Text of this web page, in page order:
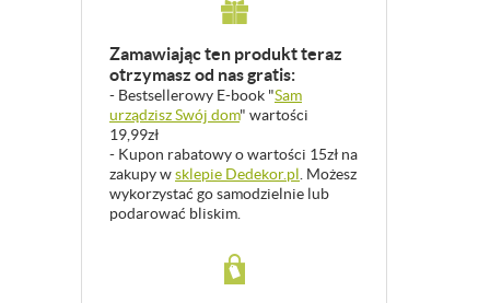
Zamawiając ten produkt teraz
otrzymasz od nas gratis:
- Bestsellerowy E-book "Sam
urządzisz Swój dom" wartości
19,99zł
- Kupon rabatowy o wartości 15zł na
zakupy wsklepie Dedekor.pl. Możesz
wykorzystać go samodzielnie lub
podarować bliskim.